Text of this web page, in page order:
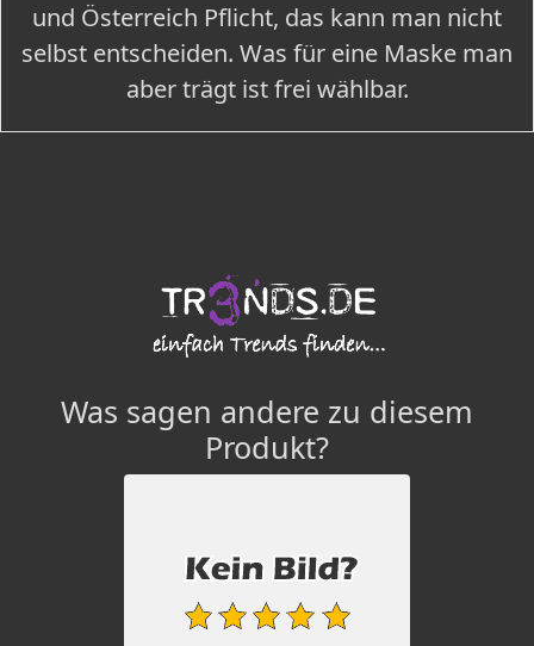
und Österreich Pflicht, das kann man nicht
selbst entscheiden. Was für eine Maske man
aber trägt ist frei wählbar.
Was sagen andere zu diesem
Produkt?